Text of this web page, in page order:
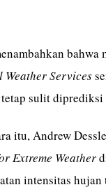
Services
sulit
itu, Andrew
Extreme Weather
intensitas